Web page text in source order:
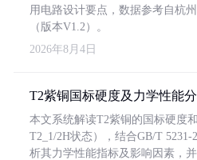
用电路设计要点，数据参考自杭
（版本V1.2）。
2026年8月4日
T2紫铜国标硬度及力学性能
本文系统解读T2紫铜的国标硬度
T2_1/2H状态），结合GB/T 5231-
析其力学性能指标及影响因素，